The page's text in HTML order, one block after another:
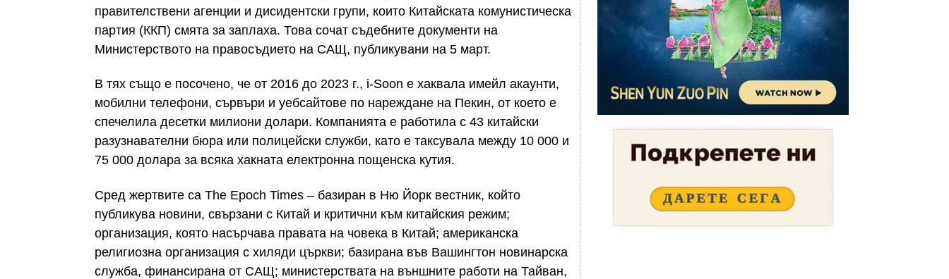
правителствени агенции и дисидентски групи, които Китайската комунистическа
партия (ККП) смята за заплаха. Това сочат съдебните документи на
Министерството на правосъдието на САЩ, публикувани на 5 март.
В тях също е посочено, че от 2016 до 2023 г., i-Soon е хаквала имейл акаунти,
мобилни телефони, сървъри и уебсайтове по нареждане на Пекин, от което е
спечелила десетки милиони долари. Компанията е работила с 43 китайски
разузнавателни бюра или полицейски служби, като е таксувала между 10 000 и
75 000 долара за всяка хакната електронна пощенска кутия.
Сред жертвите са The Epoch Times – базиран в Ню Йорк вестник, който
публикува новини, свързани с Китай и критични към китайския режим;
организация, която насърчава правата на човека в Китай; американска
религиозна организация с хиляди църкви; базирана във Вашингтон новинарска
служба, финансирана от САЩ; министерствата на външните работи на Тайван,